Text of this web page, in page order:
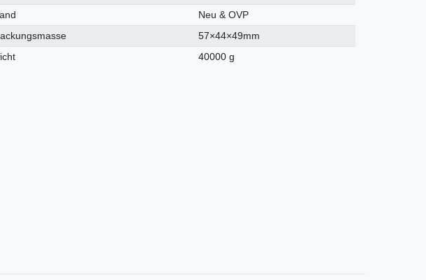
Neu & OVP
57×44×49mm
40000 g